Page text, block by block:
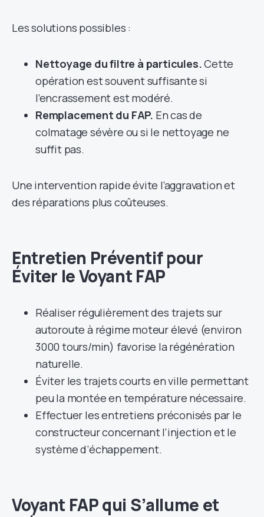
Les solutions possibles :
Nettoyage du filtre à particules.Cette
opération est souvent suffisante si
l’encrassement est modéré.
Remplacement du FAP. En cas de
colmatage sévère ou si le nettoyage ne
suffit pas.
Une intervention rapide évite l’aggravation et
des réparations plus coûteuses.
Entretien Préventif pour
Éviter le Voyant FAP
Réaliser régulièrement des trajets sur
autoroute à régime moteur élevé (environ
3000 tours/min) favorise la régénération
naturelle.
Éviter les trajets courts en ville permettant
peu la montée en température nécessaire.
Effectuer les entretiens préconisés par le
constructeur concernant l’injection et le
système d’échappement.
Voyant FAP qui S’allume et